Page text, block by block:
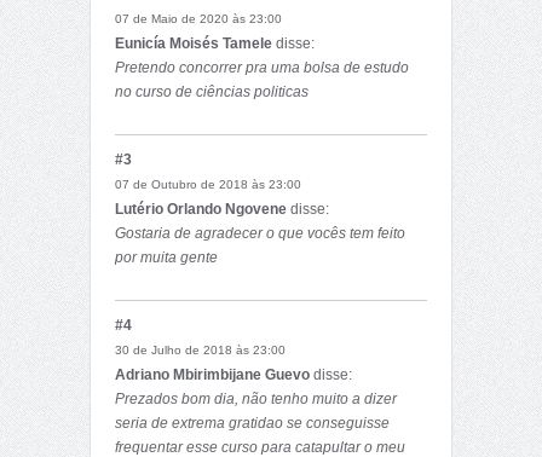
07 de Maio de 2020 às 23:00
Eunicía Moisés Tamele disse:
Pretendo concorrer pra uma bolsa de estudo
no curso de ciências politicas
#3
07 de Outubro de 2018 às 23:00
Lutério Orlando Ngovene disse:
Gostaria de agradecer o que vocês tem feito
por muita gente
#4
30 de Julho de 2018 às 23:00
Adriano Mbirimbijane Guevo disse:
Prezados bom dia, não tenho muito a dizer
seria de extrema gratidao se conseguisse
frequentar esse curso para catapultar o meu